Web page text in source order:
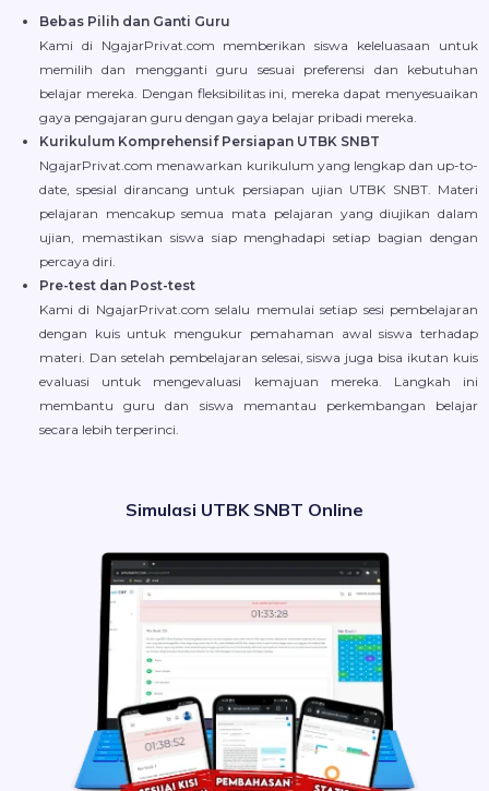
Bebas Pilih dan Ganti Guru
Kami di NgajarPrivat.com memberikan siswa keleluasaan untuk
memilih dan mengganti guru sesuai preferensi dan kebutuhan
belajar mereka. Dengan fleksibilitas ini, mereka dapat menyesuaikan
gaya pengajaran guru dengan gaya belajar pribadi mereka.
Kurikulum Komprehensif Persiapan UTBK SNBT
NgajarPrivat.com menawarkan kurikulum yang lengkap dan up-to-
date, spesial dirancang untuk persiapan ujian UTBK SNBT. Materi
pelajaran mencakup semua mata pelajaran yang diujikan dalam
ujian, memastikan siswa siap menghadapi setiap bagian dengan
percaya diri.
Pre-test dan Post-test
Kami di NgajarPrivat.com selalu memulai setiap sesi pembelajaran
dengan kuis untuk mengukur pemahaman awal siswa terhadap
materi. Dan setelah pembelajaran selesai, siswa juga bisa ikutan kuis
evaluasi untuk mengevaluasi kemajuan mereka. Langkah ini
membantu guru dan siswa memantau perkembangan belajar
secara lebih terperinci.
Simulasi UTBK SNBT Online